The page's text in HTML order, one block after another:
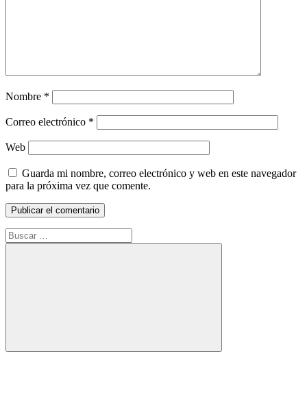
Nombre *
Correo electrónico *
Web
Guarda mi nombre, correo electrónico y web en este navegador
para la próxima vez que comente.
Buscar:
Buscar